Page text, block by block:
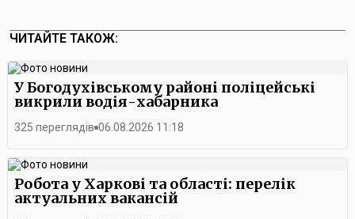
ЧИТАЙТЕ ТАКОЖ:
У Богодухівському районі поліцейські
викрили водія-хабарника
325 переглядів 06.08.2026 11:18
Робота у Харкові та області: перелік
актуальних вакансій